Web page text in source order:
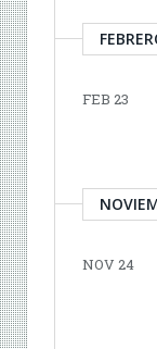
FEB 23
NOV 24